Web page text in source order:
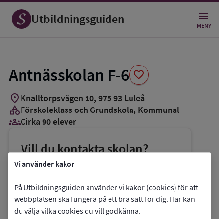
Vi använder kakor
På Utbildningsguiden använder vi kakor (cookies) för att
webbplatsen ska fungera på ett bra sätt för dig. Här kan
du välja vilka cookies du vill godkänna.
Utbildningsguiden MENY
Antnässkolan F-6 favorite
Spara
som
favorit
location_on Knalltorpsvägen 10, 97593 Luleå
categoryFörskoleklass och Grundskola, Kommunal
groups_3Cirka 90 elever
Vill du kontakta skolan?
phoneTelefon:0920-453000
E-post: christer.hogbrand@skol.lulea.se
link Webbplats:Antnässkolan F-6